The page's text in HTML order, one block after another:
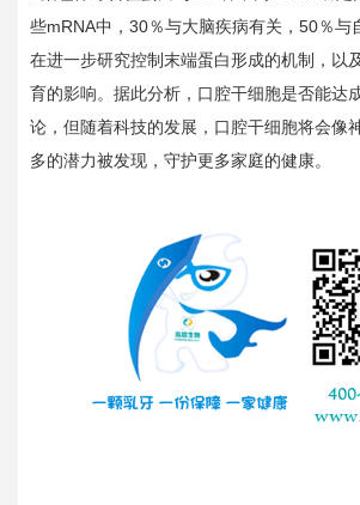
些mRNA中， 30％与大脑疾病有关， 50％与
在进一步研究控制末端蛋白形成的机制，以
育的影响。据此分析，口腔干细胞是否能达
论，但随着科技的发展，口腔干细胞将会像
多的潜力被发现，守护更多家庭的健康。